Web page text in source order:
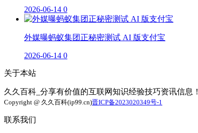
2026-06-14 0
外媒曝蚂蚁集团正秘密测试 AI 版支付宝
2026-06-14 0
关于本站
久久百科_分享有价值的互联网知识经验技巧资讯信息！
Copyright @ 久久百科(ip99.cn)晋ICP备2023020349号-1
联系我们